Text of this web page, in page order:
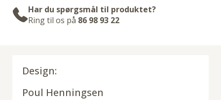
Har du spørgsmål til produktet?
Ring til os på 86 98 93 22
Design:
Poul Henningsen